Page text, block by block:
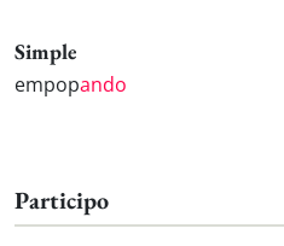
Simple
empopando
Participo